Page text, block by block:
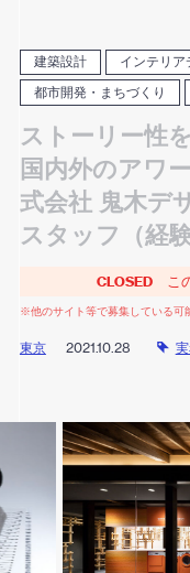
建築設計 インテリア
都市開発・まちづくり
ストーリー性
国内外のアワ
式会社 鬼木デ
スタッフ（経
CLOSED こ
※他のサイト等で募集している可
東京 2021.10.28